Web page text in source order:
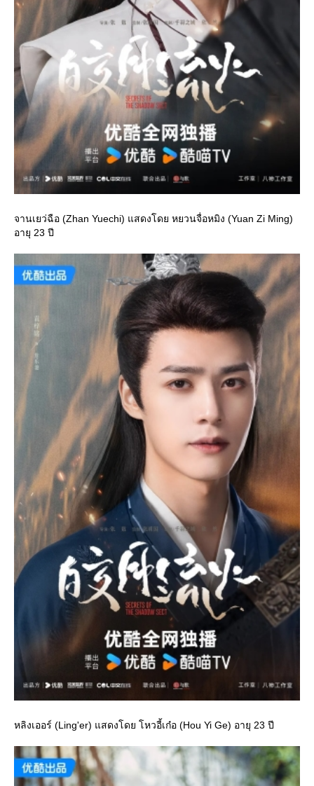
จานเยว่ฉือ (Zhan Yuechi) แสดงโดย หยวนจื่อหมิง (Yuan Zi Ming)
อายุ 23 ปี
หลิงเออร์ (Ling'er) แสดงโดย โหวอี้เก๋อ (Hou Yi Ge) อายุ 23 ปี